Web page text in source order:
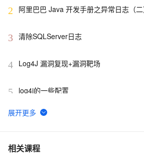
2
阿里巴巴 Java 开发手册之异常日志（
3 清除SQLServer日志
4 Log4J 漏洞复现+漏洞靶场
5 log4j的一些配置
6 51.com开放平台日志
7 SLS新版告警入门-旧版告警升级
相关课程